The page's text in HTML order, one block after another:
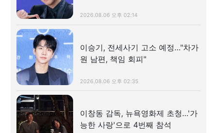
2026.08.06 오후 02:14
이승기, 전세사기 고소 예정…"차가
원 남편, 책임 회피"
2026.08.06 오후 02:35
이창동 감독, 뉴욕영화제 초청…'가
능한 사랑'으로 4번째 참석